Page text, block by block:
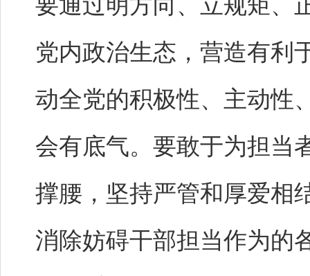
党内政治生态，营造有利
动全党的积极性、主动性
会有底气。要敢于为担当
撑腰，坚持严管和厚爱相
消除妨碍干部担当作为的